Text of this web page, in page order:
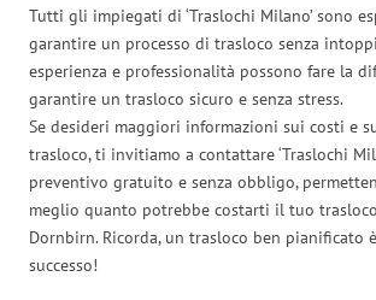
Tutti gli impiegati di ‘Traslochi Milano’ sono
garantire un processo di trasloco senza
esperienza e professionalità possono fare la
garantire un trasloco sicuro e senza stress.
Se desideri maggiori informazioni sui costi e
trasloco, ti invitiamo a contattare ‘Traslochi
preventivo gratuito e senza obbligo,
meglio quanto potrebbe costarti il tuo
Dornbirn. Ricorda, un trasloco ben pianificato
successo!